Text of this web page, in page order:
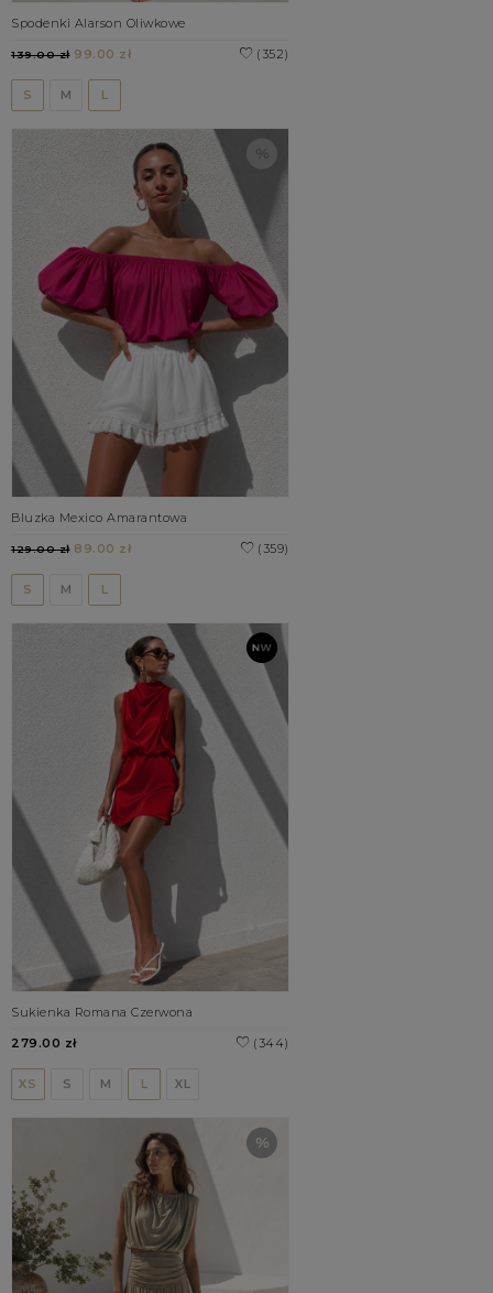
Spodenki Alarson Oliwkowe
(352)
139.00 zł99.00 zł
S M L
Bluzka Mexico Amarantowa
(359)
129.00 zł89.00 zł
S M L
Sukienka Romana Czerwona
(344)
279.00 zł
XS S M L XL